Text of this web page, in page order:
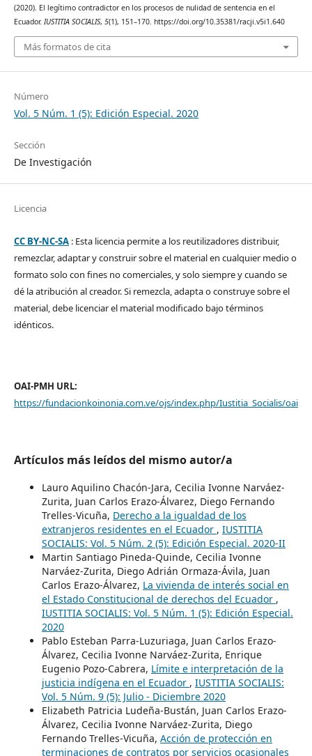
(2020). El legítimo contradictor en los procesos de nulidad de sentencia en el
Ecuador. IUSTITIA SOCIALIS, 5(1), 151–170. https://doi.org/10.35381/racji.v5i1.640
Más formatos de cita
Número
Vol. 5 Núm. 1 (5): Edición Especial. 2020
Sección
De Investigación
Licencia
CC BY-NC-SA: Esta licencia permite a los reutilizadores distribuir,
remezclar, adaptar y construir sobre el material en cualquier medio o
formato solo con fines no comerciales, y solo siempre y cuando se
dé la atribución al creador. Si remezcla, adapta o construye sobre el
material, debe licenciar el material modificado bajo términos
idénticos.
OAI-PMH URL:
https://fundacionkoinonia.com.ve/ojs/index.php/Iustitia_Socialis/oai
Artículos más leídos del mismo autor/a
Lauro Aquilino Chacón-Jara, Cecilia Ivonne Narváez-
Zurita, Juan Carlos Erazo-Álvarez, Diego Fernando
Trelles-Vicuña, Derecho a la igualdad de los
extranjeros residentes en el Ecuador , IUSTITIA
SOCIALIS: Vol. 5 Núm. 2 (5): Edición Especial. 2020-II
Martin Santiago Pineda-Quinde, Cecilia Ivonne
Narváez-Zurita, Diego Adrián Ormaza-Ávila, Juan
Carlos Erazo-Álvarez, La vivienda de interés social en
el Estado Constitucional de derechos del Ecuador ,
IUSTITIA SOCIALIS: Vol. 5 Núm. 1 (5): Edición Especial.
2020
Pablo Esteban Parra-Luzuriaga, Juan Carlos Erazo-
Álvarez, Cecilia Ivonne Narváez-Zurita, Enrique
Eugenio Pozo-Cabrera, Límite e interpretación de la
justicia indígena en el Ecuador , IUSTITIA SOCIALIS:
Vol. 5 Núm. 9 (5): Julio - Diciembre 2020
Elizabeth Patricia Ludeña-Bustán, Juan Carlos Erazo-
Álvarez, Cecilia Ivonne Narváez-Zurita, Diego
Fernando Trelles-Vicuña, Acción de protección en
terminaciones de contratos por servicios ocasionales